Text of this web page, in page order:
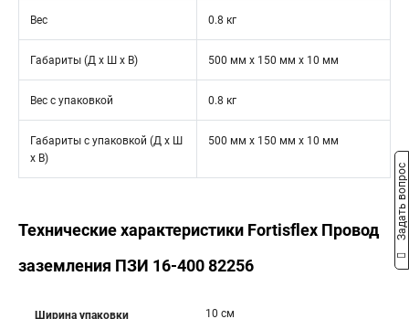
Вес 0.8 кг
Габариты (Д х Ш х В) 500 мм x 150 мм x 10 мм
Вес с упаковкой 0.8 кг
Габариты с упаковкой (Д х Ш
х В)
500 мм x 150 мм x 10 мм
Технические характеристики Fortisflex Провод
заземления ПЗИ 16-400 82256
Ширина упаковки 10 см
Задать вопрос